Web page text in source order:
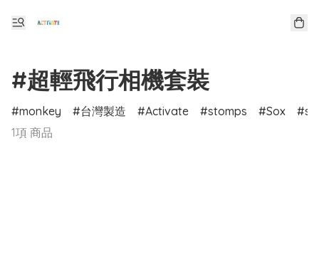
#超輕飛行相機套裝
monkey 台灣製造 Activate stomps Sox
1項 商品